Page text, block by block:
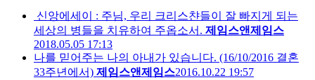
신앙에세이 : 주님, 우리 크리스챤들이 잘 빠지게 되는
세상의 병들을 치유하여 주옵소서. 제임스앤제임스
2018.05.05 17:13
나를 믿어주는 나의 아내가 있습니다. (16/10/2016 결혼
33주년에서) 제임스앤제임스2016.10.22 19:57